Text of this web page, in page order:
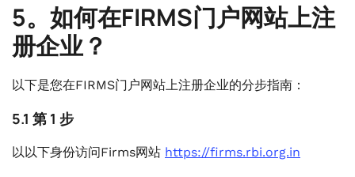
5。如何在FIRMS门户网站上注
册企业？
以下是您在FIRMS门户网站上注册企业的分步指南：
5.1 第 1 步
以以下身份访问Firms网站 https://firms.rbi.org.in